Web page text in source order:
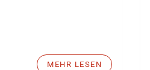
MEHR LESEN